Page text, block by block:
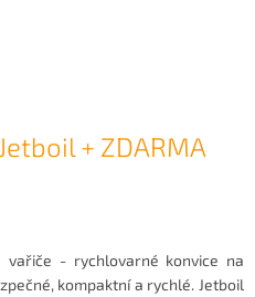
+ ZDARMA
vařiče - rychlovarné konvice na
kompaktní a rychlé. Jetboil